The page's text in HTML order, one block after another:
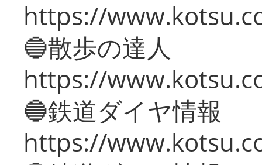
https://
🔵散歩の達人
https://
🔵鉄道ダイヤ情報
https://